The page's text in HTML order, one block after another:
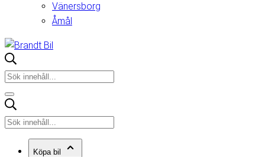
Vänersborg
Åmål
Köpa bil